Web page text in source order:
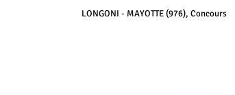
LONGONI - MAYOTTE (976), Concours